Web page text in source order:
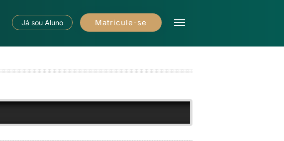
Já sou Aluno Matricule-se